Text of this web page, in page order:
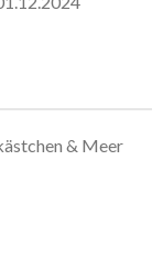
& Meer